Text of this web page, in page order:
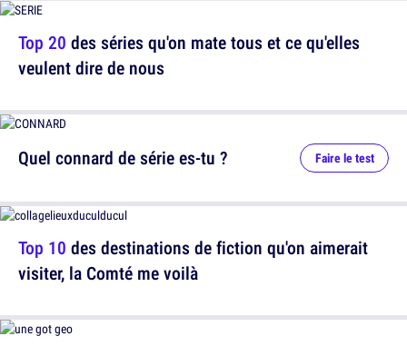
Quel connard de série es-tu ? Faire le test
Top 20 des séries qu'on mate tous et ce qu'elles
veulent dire de nous
Top 10 des destinations de fiction qu'on aimerait
visiter, la Comté me voilà